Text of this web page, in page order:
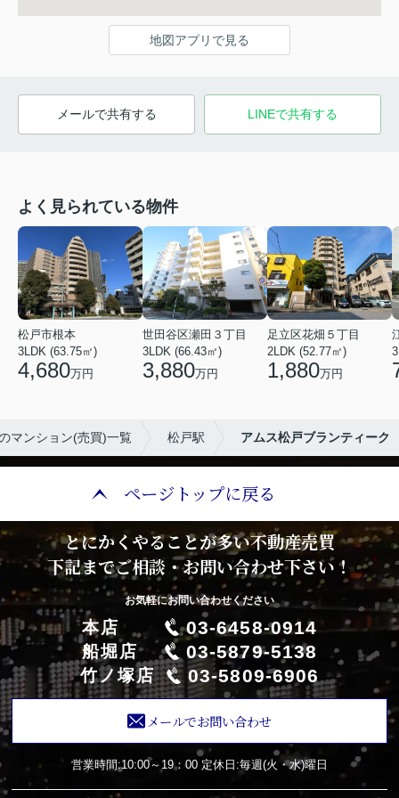
地図アプリで見る
メールで共有する LINEで共有する
よく見られている物件
松戸市根本
3LDK (63.75㎡)
4,680万円
世田谷区瀬田３丁目
3LDK (66.43㎡)
3,880万円
足立区花畑５丁目
2LDK (52.77㎡)
1,880万円
マンション(売買)一覧 松戸駅 アムス松戸ブランティーク
ページトップに戻る
とにかくやることが多い不動産売買
下記までご相談・お問い合わせ下さい！
お気軽にお問い合わせください
本店 03-6458-0914
船堀店 03-5879-5138
竹ノ塚店 03-5809-6906
メールでお問い合わせ
営業時間:10:00～19：00 定休日:毎週(火・水)曜日